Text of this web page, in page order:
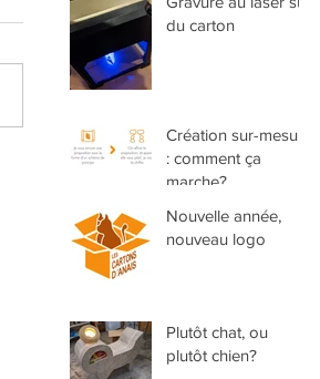
du carton
Création sur-mesure
: comment ça
marche?
Nouvelle année,
nouveau logo
Plutôt chat, ou
plutôt chien?